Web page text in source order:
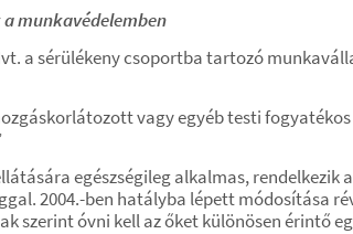
munkavédelemben
a sérülékeny csoportba tartozó
vagy egyéb testi
egészségileg alkalmas, rendelkezik
2004.-ben hatályba lépett módosítása
óvni kell az őket különösen érintő